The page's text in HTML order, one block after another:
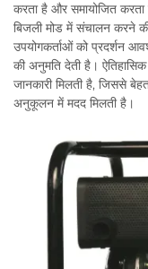
करता है और समायोजित करता
बिजली मोड में संचालन करने
उपयोगकर्ताओं को प्रदर्शन
की अनुमति देती है।
जानकारी मिलती है, जिससे
अनुकूलन में मदद मिलती है।